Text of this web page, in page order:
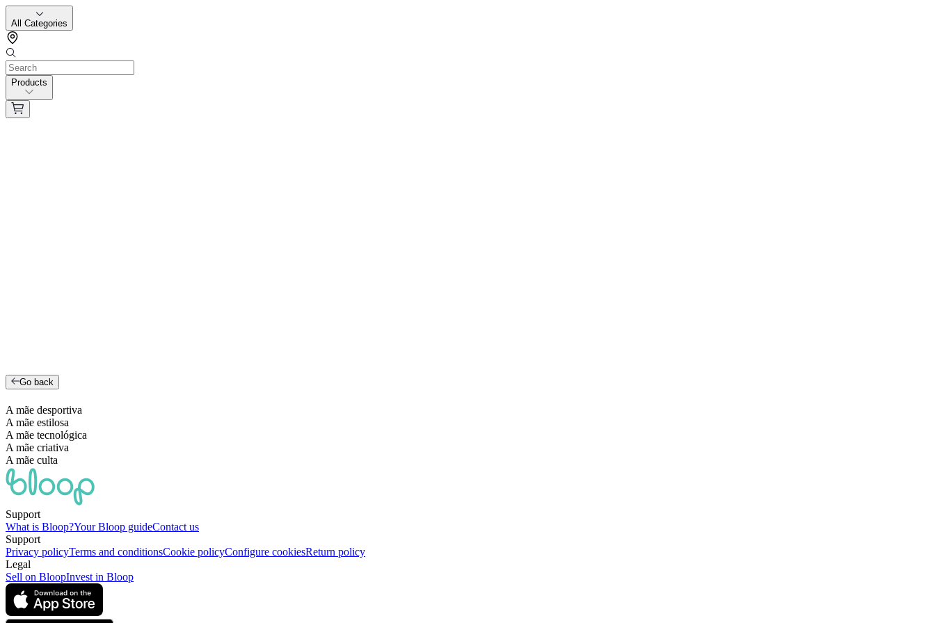
All Categories
Products
Go back
A mãe desportiva
A mãe estilosa
A mãe tecnológica
A mãe criativa
A mãe culta
Support
What is Bloop?Your Bloop guideContact us
Support
Privacy policyTerms and conditionsCookie policyConfigure cookiesReturn policy
Legal
Sell on BloopInvest in Bloop